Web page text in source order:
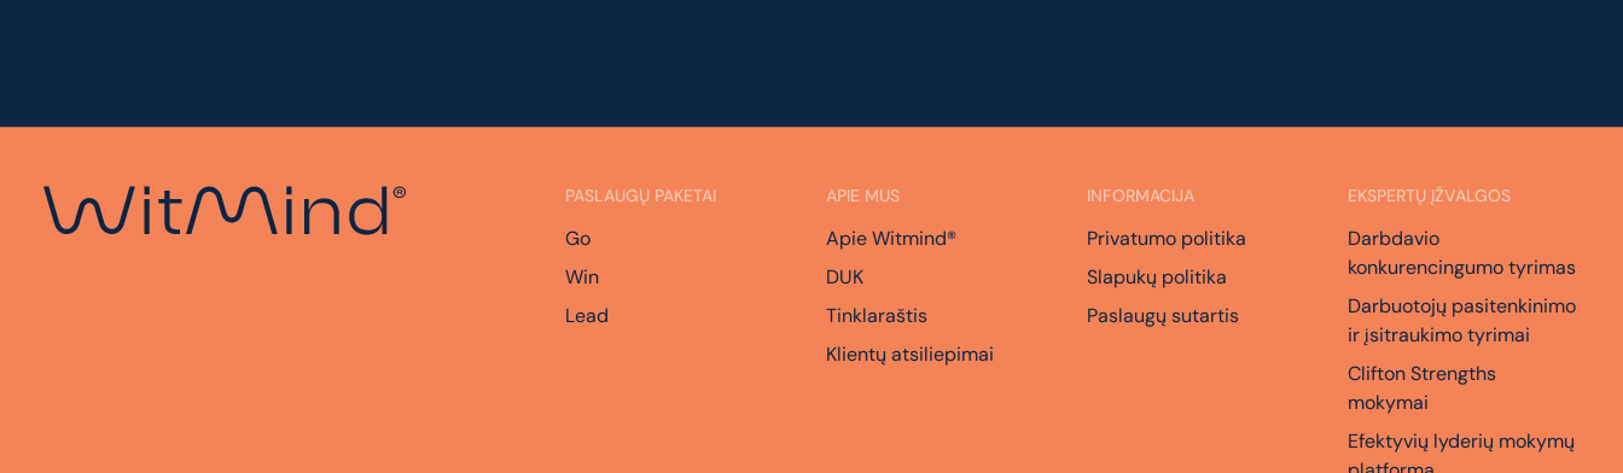
PASLAUGŲ PAKETAI
Go
Win
Lead
APIE MUS
Apie Witmind®
DUK
Tinklaraštis
Klientų atsiliepimai
INFORMACIJA
Privatumo politika
Slapukų politika
Paslaugų sutartis
EKSPERTŲ ĮŽVALGOS
Darbdavio
konkurencingumo tyrimas
Darbuotojų pasitenkinimo
ir įsitraukimo tyrimai
Clifton Strengths
mokymai
Efektyvių lyderių mokymų